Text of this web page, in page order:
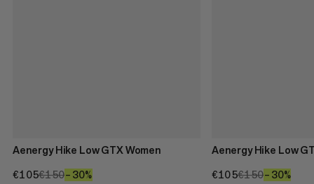
Aenergy Hike Low GTX Women
€105€105
€150€150
–30%
Aenergy Hike Low
€105€105
€150€150
–30%